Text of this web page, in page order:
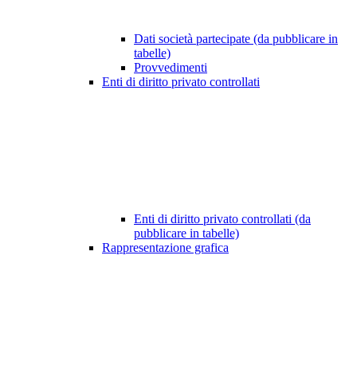
Dati società partecipate (da pubblicare in
tabelle)
Provvedimenti
Enti di diritto privato controllati
Enti di diritto privato controllati (da
pubblicare in tabelle)
Rappresentazione grafica